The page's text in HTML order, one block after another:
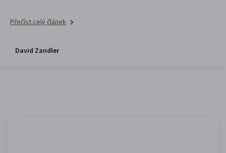
Přečíst celý článek
David Zandler